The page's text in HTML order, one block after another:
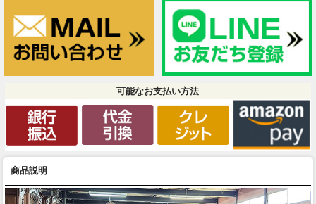
可能なお支払い方法
商品説明